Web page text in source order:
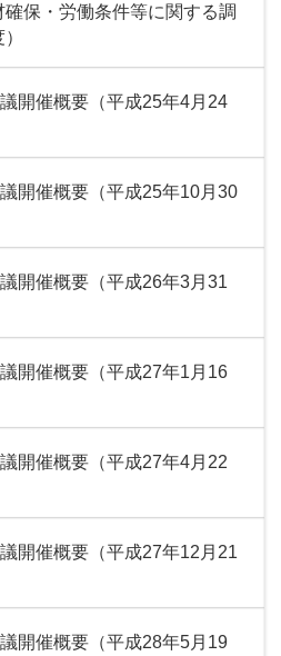
保・労働条件等に関する調
開催概要（平成25年4月24
開催概要（平成25年10月30
開催概要（平成26年3月31
開催概要（平成27年1月16
開催概要（平成27年4月22
開催概要（平成27年12月21
開催概要（平成28年5月19